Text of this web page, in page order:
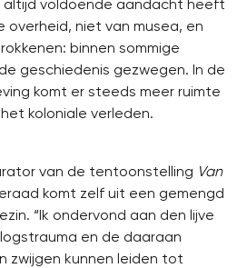
altijd voldoende aandacht heeft
overheid, niet van musea, en
binnen sommige
geschiedenis gezwegen. In de
komt er steeds meer ruimte
koloniale verleden.
van de tentoonstelling Van
komt zelf uit een gemengd
“Ik ondervond aan den lijve
en de daaraan
zwijgen kunnen leiden tot